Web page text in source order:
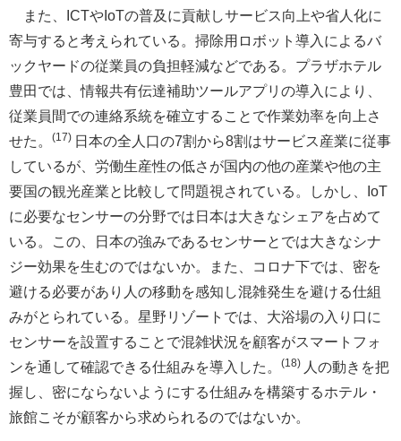
また、ICTやIoTの普及に貢献しサービス向上や省人化に
寄与すると考えられている。掃除用ロボット導入によるバ
ックヤードの従業員の負担軽減などである。プラザホテル
豊田では、情報共有伝達補助ツールアプリの導入により、
従業員間での連絡系統を確立することで作業効率を向上さ
せた。
(17) 日本の全人口の7割から8割はサービス産業に従事
しているが、労働生産性の低さが国内の他の産業や他の主
要国の観光産業と比較して問題視されている。しかし、IoT
に必要なセンサーの分野では日本は大きなシェアを占めて
いる。この、日本の強みであるセンサーとでは大きなシナ
ジー効果を生むのではないか。また、コロナ下では、密を
避ける必要があり人の移動を感知し混雑発生を避ける仕組
みがとられている。星野リゾートでは、大浴場の入り口に
センサーを設置することで混雑状況を顧客がスマートフォ
ンを通して確認できる仕組みを導入した。
(18) 人の動きを把
握し、密にならないようにする仕組みを構築するホテル・
旅館こそが顧客から求められるのではないか。